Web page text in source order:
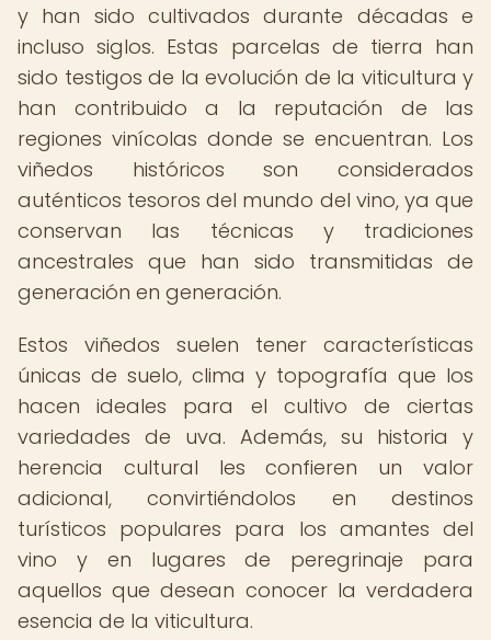
y han sido cultivados durante décadas e
incluso siglos. Estas parcelas de tierra han
sido testigos de la evolución de la viticultura y
han contribuido a la reputación de las
regiones vinícolas donde se encuentran. Los
viñedos históricos son considerados
auténticos tesoros del mundo del vino, ya que
conservan las técnicas y tradiciones
ancestrales que han sido transmitidas de
generación en generación.
Estos viñedos suelen tener características
únicas de suelo, clima y topografía que los
hacen ideales para el cultivo de ciertas
variedades de uva. Además, su historia y
herencia cultural les confieren un valor
adicional, convirtiéndolos en destinos
turísticos populares para los amantes del
vino y en lugares de peregrinaje para
aquellos que desean conocer la verdadera
esencia de la viticultura.